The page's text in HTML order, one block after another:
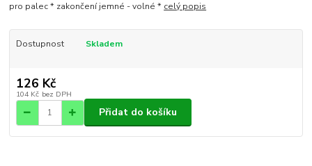
pro palec * zakončení jemné - volné * celý popis
Dostupnost Skladem
126 Kč
104 Kč bez DPH
Přidat do košíku